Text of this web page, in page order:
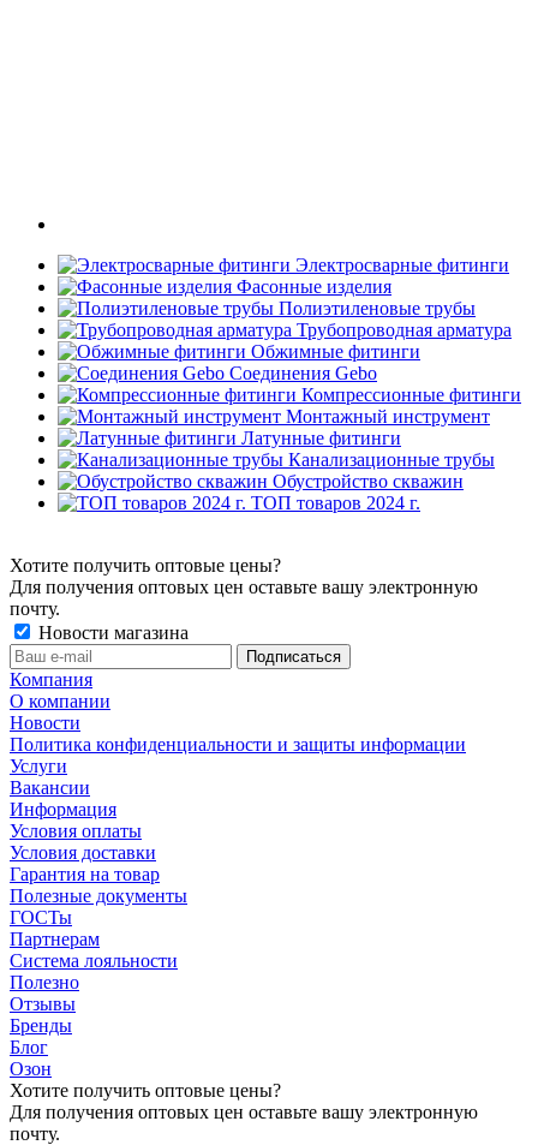
Электросварные фитинги
Фасонные изделия
Полиэтиленовые трубы
Трубопроводная арматура
Обжимные фитинги
Соединения Gebo
Компрессионные фитинги
Монтажный инструмент
Латунные фитинги
Канализационные трубы
Обустройство скважин
ТОП товаров 2024 г.
Хотите получить оптовые цены?
Для получения оптовых цен оставьте вашу электронную
почту.
Новости магазина
Компания
О компании
Новости
Политика конфиденциальности и защиты информации
Услуги
Вакансии
Информация
Условия оплаты
Условия доставки
Гарантия на товар
Полезные документы
ГОСТы
Партнерам
Система лояльности
Полезно
Отзывы
Бренды
Блог
Озон
Хотите получить оптовые цены?
Для получения оптовых цен оставьте вашу электронную
почту.